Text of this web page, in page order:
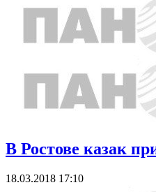
В Ростове казак
18.03.2018 17:10